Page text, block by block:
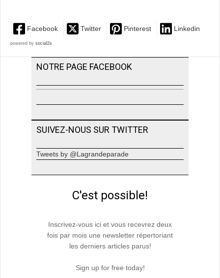
Facebook Twitter Pinterest Linkedin
powered by social2s
NOTRE PAGE FACEBOOK
SUIVEZ-NOUS SUR TWITTER
Tweets by @Lagrandeparade
C'est possible!
Inscrivez-vous ici et vous recevrez deux
fois par mois une newsletter répertoriant
les derniers articles parus!
Sign up for free today!